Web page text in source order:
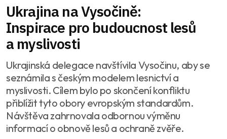
Ukrajina na Vysočině:
Inspirace pro budoucnost lesů
a myslivosti
Ukrajinská delegace navštívila Vysočinu, aby se
seznámila s českým modelem lesnictví a
myslivosti. Cílem bylo po skončení konfliktu
přiblížit tyto obory evropským standardům.
Návštěva zahrnovala odbornou výměnu
informací o obnově lesů a ochraně zvěře.